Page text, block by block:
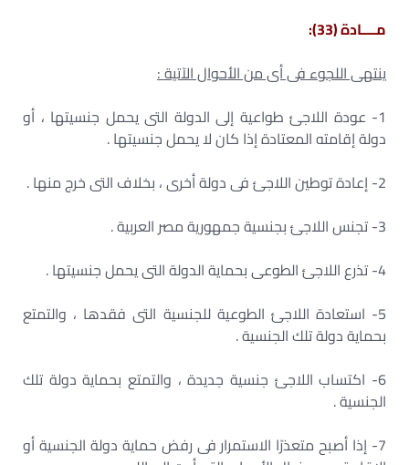
مــــادة (33):
ينتهى اللجوء فى أى من الأحوال الآتية :
1- عودة اللاجئ طواعية إلى الدولة التى يحمل جنسيتها ، أو
دولة إقامته المعتادة إذا كان لا يحمل جنسيتها .
2- إعادة توطين اللاجئ فى دولة أخرى ، بخلاف التى خرج منها .
3- تجنس اللاجئ بجنسية جمهورية مصر العربية .
4- تذرع اللاجئ الطوعى بحماية الدولة التى يحمل جنسيتها .
5- استعادة اللاجئ الطوعية للجنسية التى فقدها ، والتمتع
بحماية دولة تلك الجنسية .
6- اكتساب اللاجئ جنسية جديدة ، والتمتع بحماية دولة تلك
الجنسية .
7- إذا أصبح متعذرًا الاستمرار فى رفض حماية دولة الجنسية أو